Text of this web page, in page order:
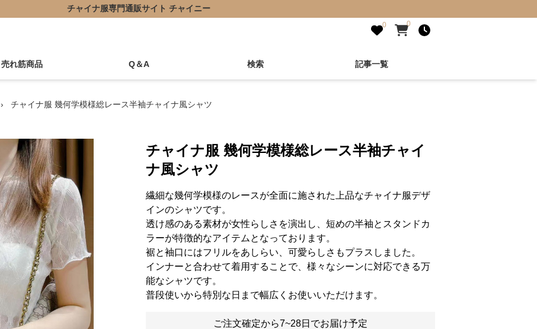
チャイナ服専門通販サイト チャイニー
0 0
売れ筋商品 Q＆A 検索 記事一覧
› チャイナ服 幾何学模様総レース半袖チャイナ風シャツ
チャイナ服 幾何学模様総レース半袖チャイ
ナ風シャツ
繊細な幾何学模様のレースが全面に施された上品なチャイナ服デザ
インのシャツです。
透け感のある素材が女性らしさを演出し、短めの半袖とスタンドカ
ラーが特徴的なアイテムとなっております。
裾と袖口にはフリルをあしらい、可愛らしさもプラスしました。
インナーと合わせて着用することで、様々なシーンに対応できる万
能なシャツです。
普段使いから特別な日まで幅広くお使いいただけます。
ご注文確定から7~28日でお届け予定